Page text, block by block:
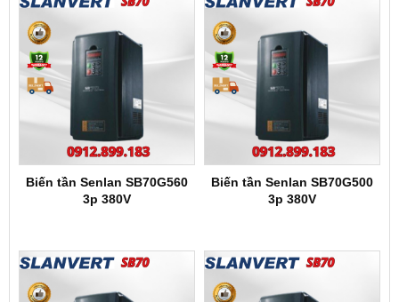
Biến tần Senlan SB70G560
3p 380V
Biến tần Senlan SB70G500
3p 380V